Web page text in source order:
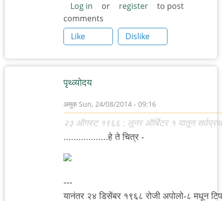
Log in or register
to post
comments
Like
Dislike
पृथ्व्योदय
अमुकSun, 24/08/2014 - 09:16
२३ ऑगस्ट १९६६ : लूनर ऑर्बिटर १ यातून
..................हे ते चित्र -
---
यानंतर २४ डिसेंबर १९६८ रोजी अपोलो-८ मधून